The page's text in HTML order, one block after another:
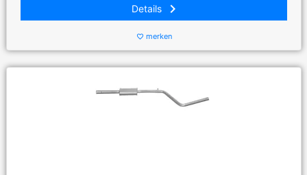
Details keyboard_arrow_right
favorite_border merken